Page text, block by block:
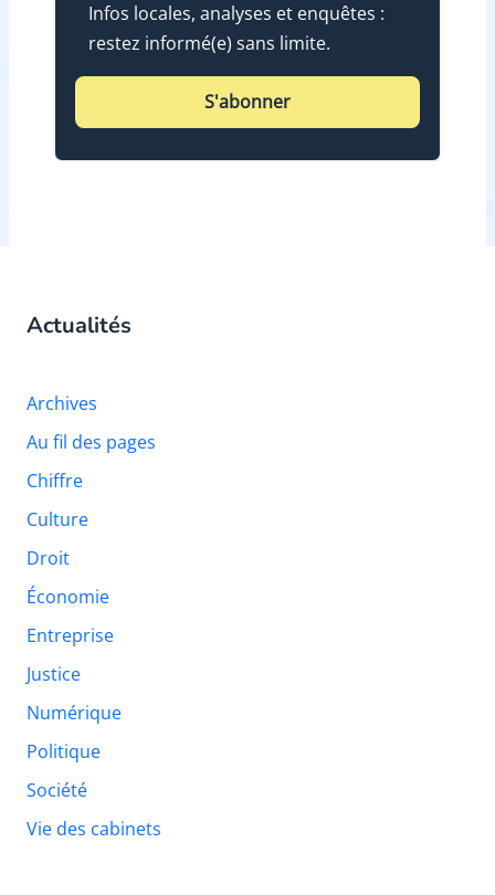
Infos locales, analyses et enquêtes :
restez informé(e) sans limite.
S'abonner
Actualités
Archives
Au fil des pages
Chiffre
Culture
Droit
Économie
Entreprise
Justice
Numérique
Politique
Société
Vie des cabinets